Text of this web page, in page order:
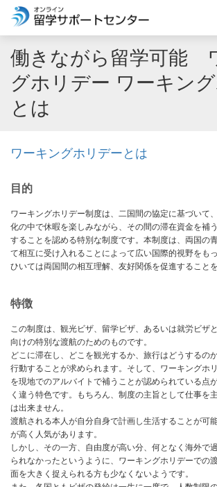
働きながら留学可能
グホリデー ワーキン
とは
ワーキングホリデーとは
目的
ワーキングホリデー制度は、二国間の協定に基づいて
化の中で休暇を楽しみながら、その間の滞在資金を補
することを認める特別な制度です。本制度は、両国の
て相互に受け入れることによって広い国際的視野をも
ひいては両国間の相互理解、友好関係を促進すること
特徴
この制度は、観光ビザ、留学ビザ、あるいは就労ビザ
向けの特別な渡航のためのものです。
どこに滞在し、どこを観光するか、旅行はどうするの
行動することが求められます。そして、ワーキングホ
を現地でのアルバイトで補うことが認められている点
く違う特色です。もちろん、制度の主旨として仕事を
は出来ません。
渡航される本人が自分自身で計画し生活することが可
が高く人気があります。
しかし、その一方、自由度が高い分、何となく海外で
られなかったというように、ワーキングホリデーでの
面を大きく捉えられる方も少なくないようです。